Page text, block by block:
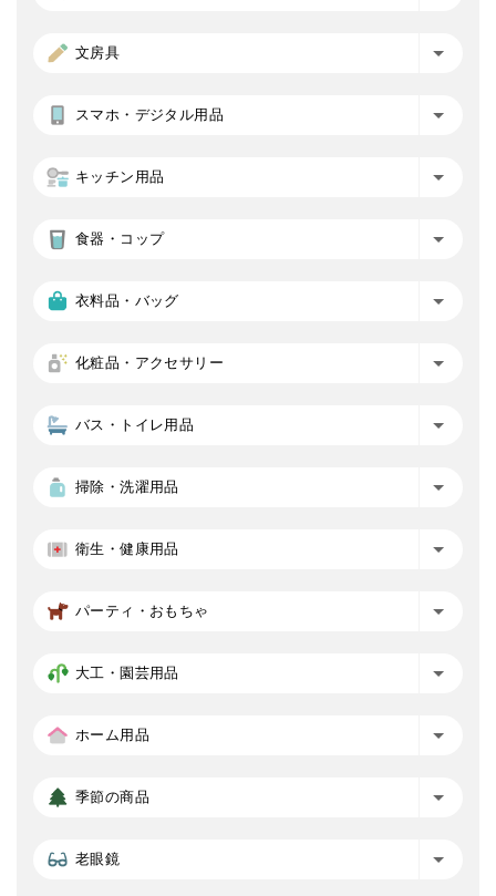
文房具
スマホ・デジタル用品
キッチン用品
食器・コップ
衣料品・バッグ
化粧品・アクセサリー
バス・トイレ用品
掃除・洗濯用品
衛生・健康用品
パーティ・おもちゃ
大工・園芸用品
ホーム用品
季節の商品
老眼鏡